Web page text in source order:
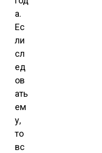
а.
Ес
ли
сл
ед
ов
ать
ем
у,
то
вс